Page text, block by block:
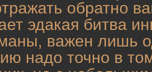
обратно
эдакая битва
важен лишь
надо точно в